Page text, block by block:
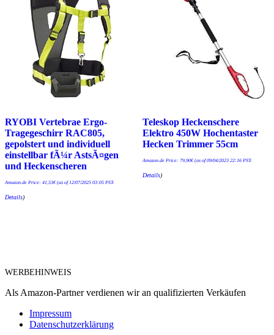
RYOBI Vertebrae Ergo-
Tragegeschirr RAC805,
gepolstert und individuell
einstellbar fÃ¼r AstsÃ¤gen
und Heckenscheren
Amazon.de Price: 41,53€(as of 12/07/2025 03:05 PST-
Details)
Teleskop Heckenschere
Elektro 450W Hochentaster
Hecken Trimmer 55cm
Amazon.de Price: 79,90€(as of 09/04/2023 22:16 PST-
Details)
WERBEHINWEIS
Als Amazon-Partner verdienen wir an qualifizierten Verkäufen
Impressum
Datenschutzerklärung